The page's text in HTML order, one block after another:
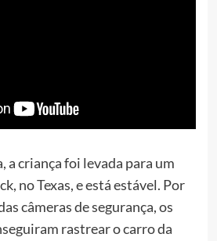
a criança foi levada para um
no Texas, e está estável. Por
câmeras de segurança, os
rastrear o carro da